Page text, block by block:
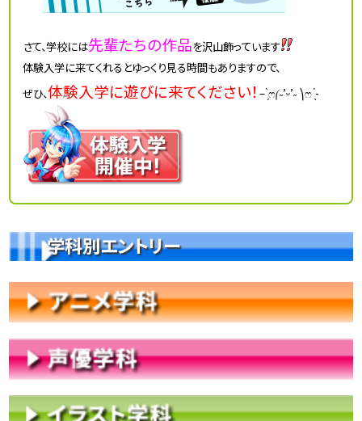
学科別エントリー
さて、学校には先輩たちの作品を沢山飾っています
体験入学に来てくれるとゆっくり見る時間もありますので、
ぜひ、体験入学に遊びに来てください！– ̗̀ෆ⎛˶’ᵕ’˶ ⎞ෆ ̖́-